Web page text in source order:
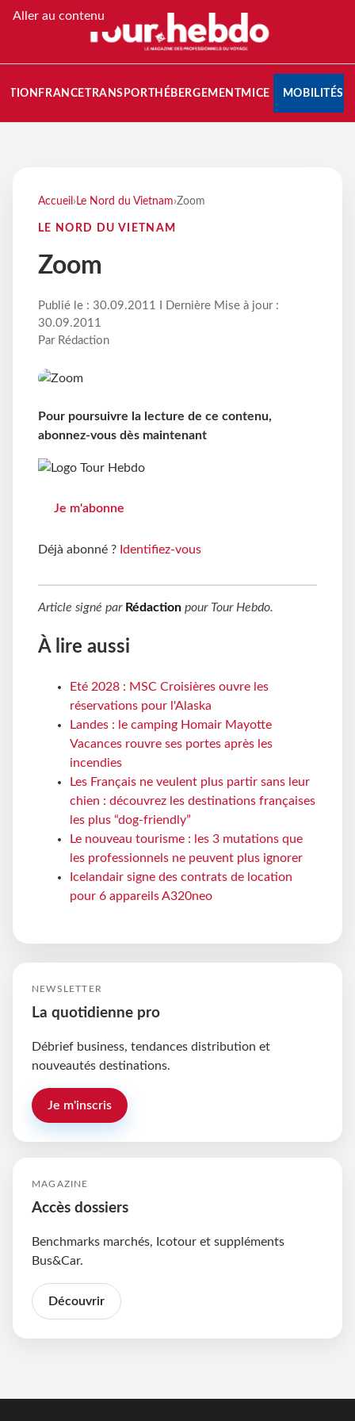
Aller au contenu
FRANCETRANSPORT HÉBERGEMENTMICE MOBILITÉS
Accueil › Le Nord du Vietnam›Zoom
LE NORD DU VIETNAM
Zoom
Publié le : 30.09.2011 I Dernière Mise à jour :
30.09.2011
Par Rédaction
Pour poursuivre la lecture de ce contenu,
abonnez-vous dès maintenant
Je m'abonne
Déjà abonné ? Identifiez-vous
Article signé par Rédaction pour Tour Hebdo.
À lire aussi
Eté 2028 : MSC Croisières ouvre les
réservations pour l'Alaska
Landes : le camping Homair Mayotte
Vacances rouvre ses portes après les
incendies
Les Français ne veulent plus partir sans leur
chien : découvrez les destinations françaises
les plus “dog-friendly”
Le nouveau tourisme : les 3 mutations que
les professionnels ne peuvent plus ignorer
Icelandair signe des contrats de location
pour 6 appareils A320neo
NEWSLETTER
La quotidienne pro
Débrief business, tendances distribution et
nouveautés destinations.
Je m'inscris
MAGAZINE
Accès dossiers
Benchmarks marchés, Icotour et suppléments
Bus&Car.
Découvrir